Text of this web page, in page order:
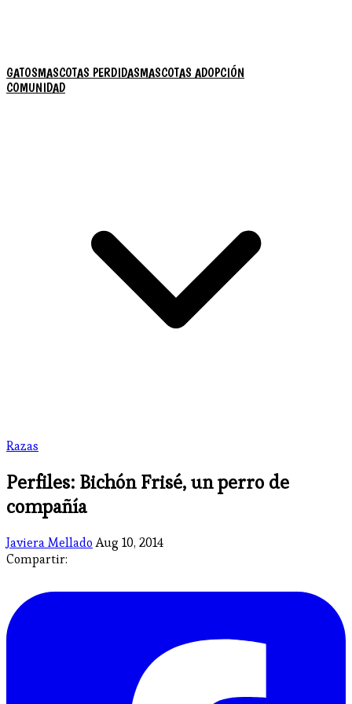
GATOSMASCOTAS PERDIDASMASCOTAS ADOPCIÓN
COMUNIDAD
Razas
Perfiles: Bichón Frisé, un perro de
compañía
Javiera Mellado Aug 10, 2014
Compartir: